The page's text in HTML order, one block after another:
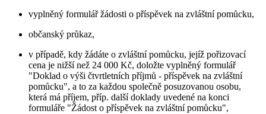
vyplněný formulář žádosti o příspěvek na zvláštní pomůcku,
občanský průkaz,
v případě, kdy žádáte o zvláštní pomůcku, jejíž pořizovací
cena je nižší než 24 000 Kč, doložte vyplněný formulář
"Doklad o výši čtvrtletních příjmů - příspěvek na zvláštní
pomůcku", a to za každou společně posuzovanou osobu,
která má příjem, příp. další doklady uvedené na konci
formuláře "Žádost o příspěvek na zvláštní pomůcku",